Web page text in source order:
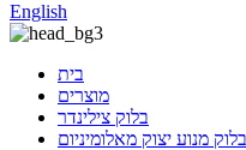
English
בית
מוצרים
בלוק צילינדר
בלוק מנוע יצוק מאלומיניום